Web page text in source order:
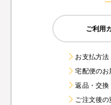
ご利用
お支払方法
宅配便のお
返品・交換
ご注文後